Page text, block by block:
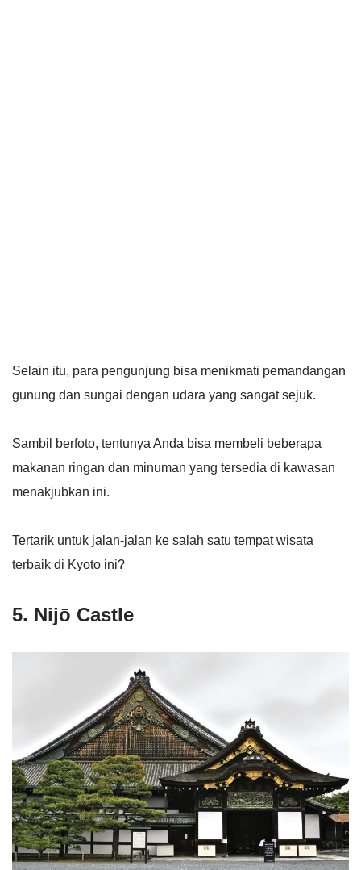
Selain itu, para pengunjung bisa menikmati pemandangan
gunung dan sungai dengan udara yang sangat sejuk.
Sambil berfoto, tentunya Anda bisa membeli beberapa
makanan ringan dan minuman yang tersedia di kawasan
menakjubkan ini.
Tertarik untuk jalan-jalan ke salah satu tempat wisata
terbaik di Kyoto ini?
5. Nijō Castle